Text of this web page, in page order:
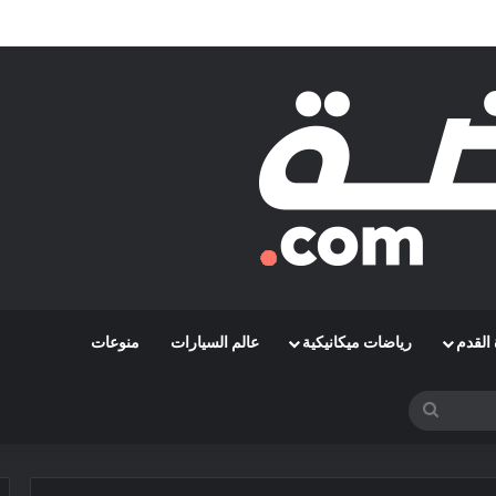
الإفريقي بمواجهة حافيا كوناكري
القدم رياضات ميكانيكية عالم السيارات منوعات
بحث